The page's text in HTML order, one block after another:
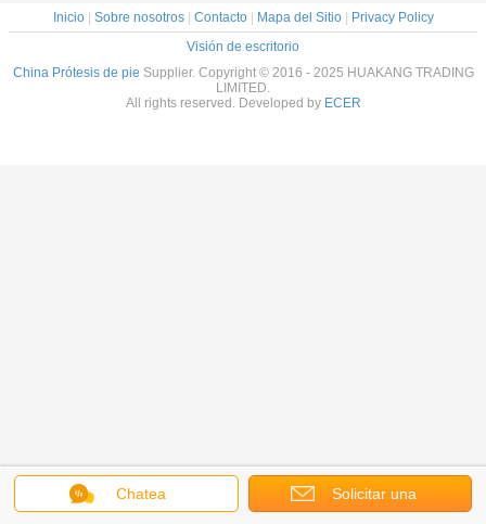
Chatea Solicitar una
Inicio| Sobre nosotros| Contacto| Mapa del Sitio|
Privacy Policy
Visión de escritorio
China Prótesis de pie Supplier. Copyright © 2016 - 2025 HUAKANG TRADING
LIMITED.
All rights reserved. Developed by ECER